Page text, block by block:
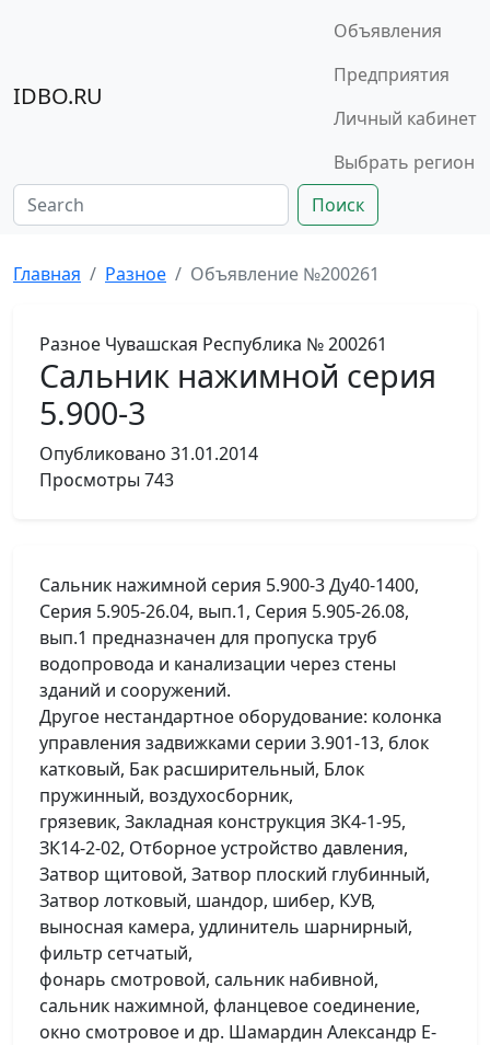
IDBO.RU
Объявления
Предприятия
Личный кабинет
Выбрать регион
Поиск
Главная Разное Объявление №200261
Разное Чувашская Республика № 200261
Сальник нажимной серия
5.900-3
Опубликовано 31.01.2014
Просмотры 743
Сальник нажимной серия 5.900-3 Ду40-1400,
Серия 5.905-26.04, вып.1, Серия 5.905-26.08,
вып.1 предназначен для пропуска труб
водопровода и канализации через стены
зданий и сооружений.
Другое нестандартное оборудование: колонка
управления задвижками серии 3.901-13, блок
катковый, Бак расширительный, Блок
пружинный, воздухосборник,
грязевик, Закладная конструкция ЗК4-1-95,
ЗК14-2-02, Отборное устройство давления,
Затвор щитовой, Затвор плоский глубинный,
Затвор лотковый, шандор, шибер, КУВ,
выносная камера, удлинитель шарнирный,
фильтр сетчатый,
фонарь смотровой, сальник набивной,
сальник нажимной, фланцевое соединение,
окно смотровое и др. Шамардин Александр E-